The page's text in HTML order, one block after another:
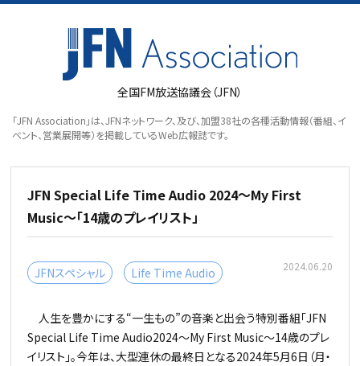
全国FM放送協議会（JFN）
「JFN Association」は、JFNネットワーク、及び、加盟38社の各種活動情報（番組、イ
ベント、営業展開等）を掲載しているWeb広報誌です。
JFN Special Life Time Audio 2024～My First
Music～「14歳のプレイリスト」
JFNスペシャル Life Time Audio 2024.06.20
人生を豊かにする“一生もの”の音楽と出会う特別番組「JFN
Special Life Time Audio2024～My First Music～14歳のプレ
イリスト」。今年は、大型連休の最終日となる2024年5月6日（月・